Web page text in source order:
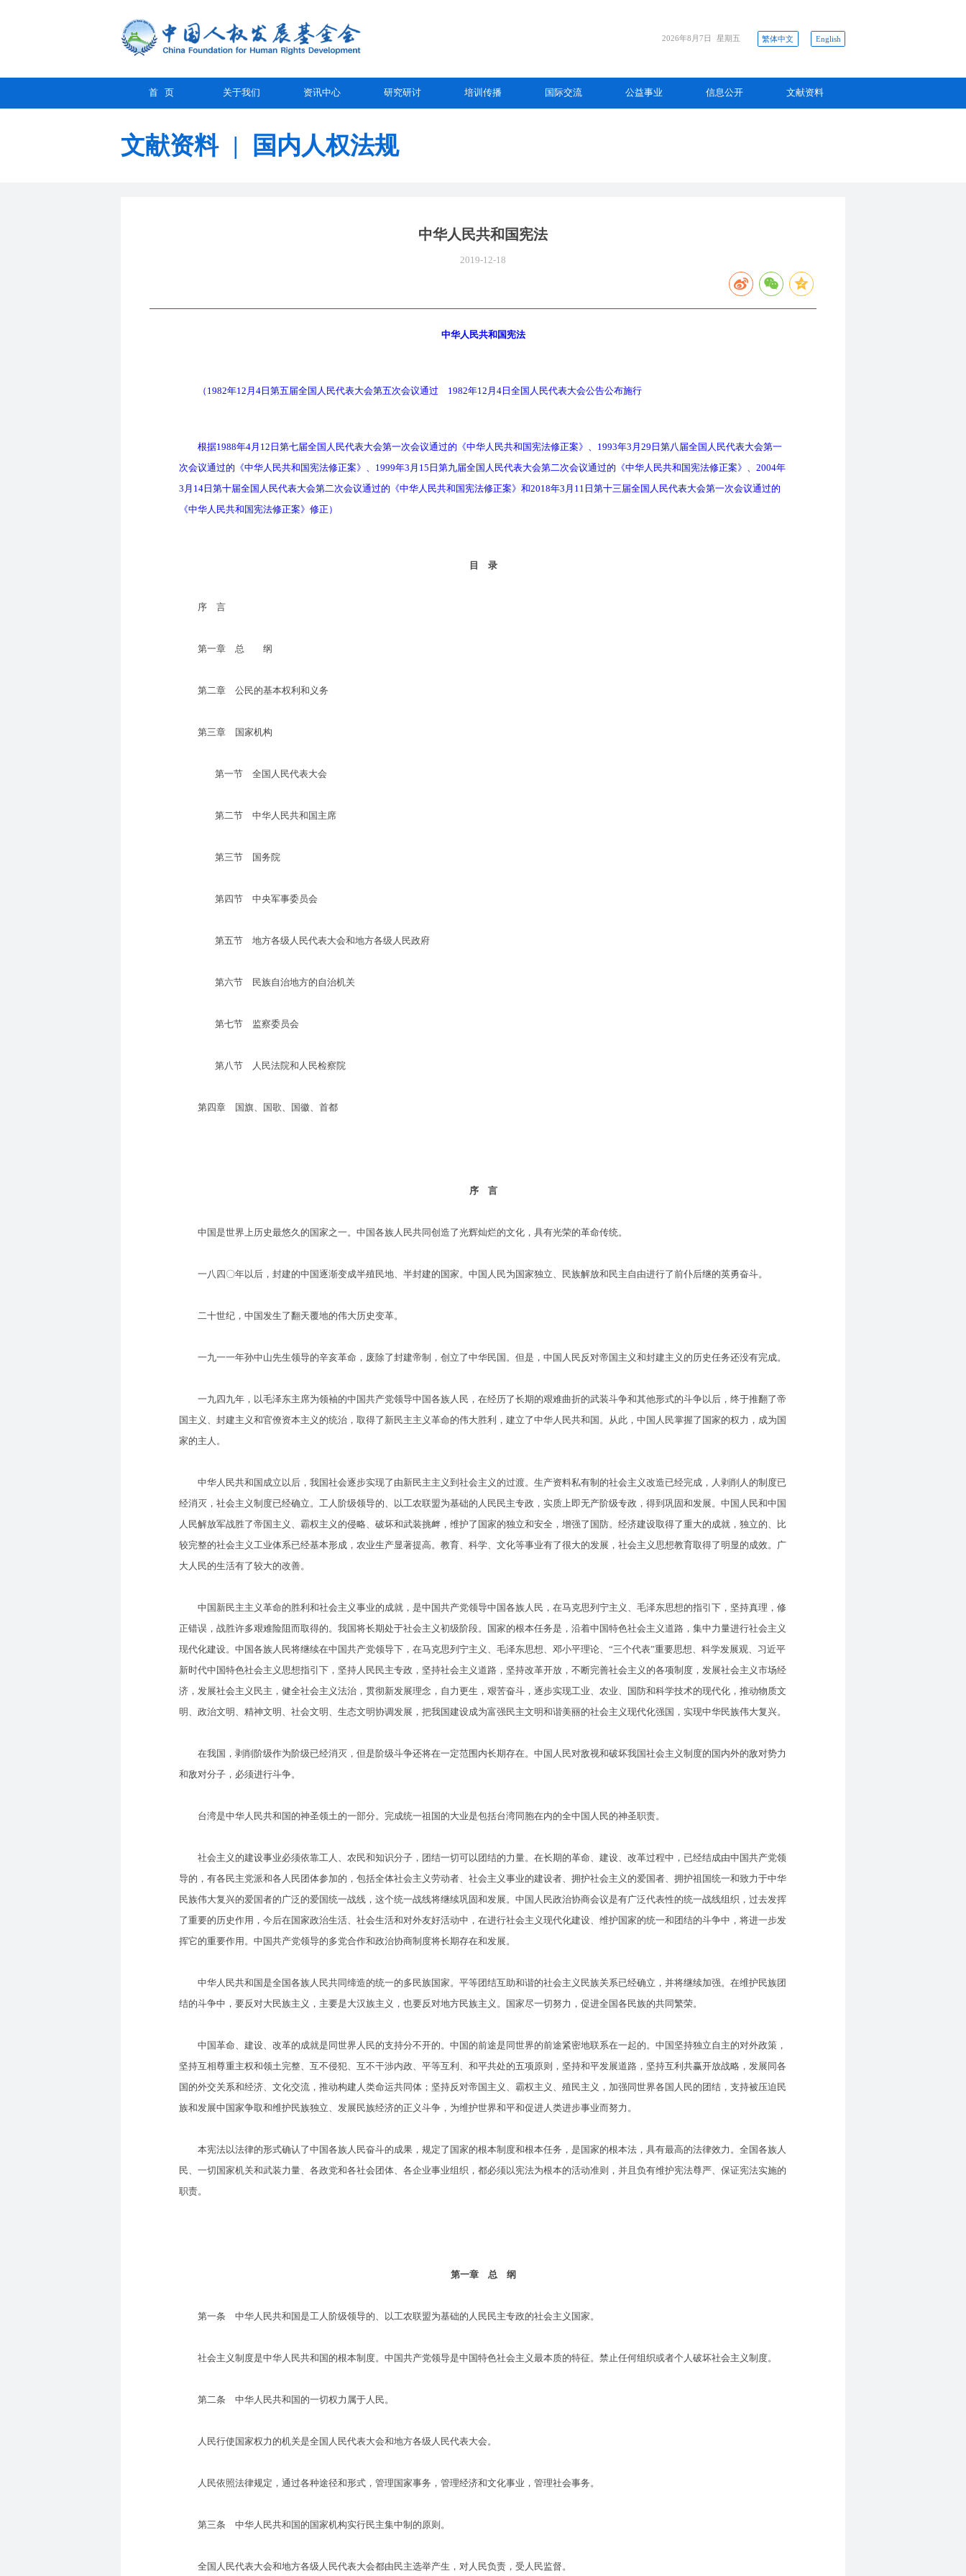
2026年8月7日 星期五 繁体中文 English
首 页 关于我们 资讯中心 研究研讨 培训传播 国际交流 公益事业 信息公开 文献资料
文献资料 | 国内人权法规
中华人民共和国宪法
2019-12-18
中华人民共和国宪法
（1982年12月4日第五届全国人民代表大会第五次会议通过 1982年12月4日全国人民代表大会公告公布施行
根据1988年4月12日第七届全国人民代表大会第一次会议通过的《中华人民共和国宪法修正案》、1993年3月29日第八届全国人民代表大会第一
次会议通过的《中华人民共和国宪法修正案》、1999年3月15日第九届全国人民代表大会第二次会议通过的《中华人民共和国宪法修正案》、2004年
3月14日第十届全国人民代表大会第二次会议通过的《中华人民共和国宪法修正案》和2018年3月11日第十三届全国人民代表大会第一次会议通过的
《中华人民共和国宪法修正案》修正）
目 录
序 言
第一章 总 纲
第二章 公民的基本权利和义务
第三章 国家机构
第一节 全国人民代表大会
第二节 中华人民共和国主席
第三节 国务院
第四节 中央军事委员会
第五节 地方各级人民代表大会和地方各级人民政府
第六节 民族自治地方的自治机关
第七节 监察委员会
第八节 人民法院和人民检察院
第四章 国旗、国歌、国徽、首都
序 言
中国是世界上历史最悠久的国家之一。中国各族人民共同创造了光辉灿烂的文化，具有光荣的革命传统。
一八四〇年以后，封建的中国逐渐变成半殖民地、半封建的国家。中国人民为国家独立、民族解放和民主自由进行了前仆后继的英勇奋斗。
二十世纪，中国发生了翻天覆地的伟大历史变革。
一九一一年孙中山先生领导的辛亥革命，废除了封建帝制，创立了中华民国。但是，中国人民反对帝国主义和封建主义的历史任务还没有完成。
一九四九年，以毛泽东主席为领袖的中国共产党领导中国各族人民，在经历了长期的艰难曲折的武装斗争和其他形式的斗争以后，终于推翻了帝
国主义、封建主义和官僚资本主义的统治，取得了新民主主义革命的伟大胜利，建立了中华人民共和国。从此，中国人民掌握了国家的权力，成为国
家的主人。
中华人民共和国成立以后，我国社会逐步实现了由新民主主义到社会主义的过渡。生产资料私有制的社会主义改造已经完成，人剥削人的制度已
经消灭，社会主义制度已经确立。工人阶级领导的、以工农联盟为基础的人民民主专政，实质上即无产阶级专政，得到巩固和发展。中国人民和中国
人民解放军战胜了帝国主义、霸权主义的侵略、破坏和武装挑衅，维护了国家的独立和安全，增强了国防。经济建设取得了重大的成就，独立的、比
较完整的社会主义工业体系已经基本形成，农业生产显著提高。教育、科学、文化等事业有了很大的发展，社会主义思想教育取得了明显的成效。广
大人民的生活有了较大的改善。
中国新民主主义革命的胜利和社会主义事业的成就，是中国共产党领导中国各族人民，在马克思列宁主义、毛泽东思想的指引下，坚持真理，修
正错误，战胜许多艰难险阻而取得的。我国将长期处于社会主义初级阶段。国家的根本任务是，沿着中国特色社会主义道路，集中力量进行社会主义
现代化建设。中国各族人民将继续在中国共产党领导下，在马克思列宁主义、毛泽东思想、邓小平理论、“三个代表”重要思想、科学发展观、习近平
新时代中国特色社会主义思想指引下，坚持人民民主专政，坚持社会主义道路，坚持改革开放，不断完善社会主义的各项制度，发展社会主义市场经
济，发展社会主义民主，健全社会主义法治，贯彻新发展理念，自力更生，艰苦奋斗，逐步实现工业、农业、国防和科学技术的现代化，推动物质文
明、政治文明、精神文明、社会文明、生态文明协调发展，把我国建设成为富强民主文明和谐美丽的社会主义现代化强国，实现中华民族伟大复兴。
在我国，剥削阶级作为阶级已经消灭，但是阶级斗争还将在一定范围内长期存在。中国人民对敌视和破坏我国社会主义制度的国内外的敌对势力
和敌对分子，必须进行斗争。
台湾是中华人民共和国的神圣领土的一部分。完成统一祖国的大业是包括台湾同胞在内的全中国人民的神圣职责。
社会主义的建设事业必须依靠工人、农民和知识分子，团结一切可以团结的力量。在长期的革命、建设、改革过程中，已经结成由中国共产党领
导的，有各民主党派和各人民团体参加的，包括全体社会主义劳动者、社会主义事业的建设者、拥护社会主义的爱国者、拥护祖国统一和致力于中华
民族伟大复兴的爱国者的广泛的爱国统一战线，这个统一战线将继续巩固和发展。中国人民政治协商会议是有广泛代表性的统一战线组织，过去发挥
了重要的历史作用，今后在国家政治生活、社会生活和对外友好活动中，在进行社会主义现代化建设、维护国家的统一和团结的斗争中，将进一步发
挥它的重要作用。中国共产党领导的多党合作和政治协商制度将长期存在和发展。
中华人民共和国是全国各族人民共同缔造的统一的多民族国家。平等团结互助和谐的社会主义民族关系已经确立，并将继续加强。在维护民族团
结的斗争中，要反对大民族主义，主要是大汉族主义，也要反对地方民族主义。国家尽一切努力，促进全国各民族的共同繁荣。
中国革命、建设、改革的成就是同世界人民的支持分不开的。中国的前途是同世界的前途紧密地联系在一起的。中国坚持独立自主的对外政策，
坚持互相尊重主权和领土完整、互不侵犯、互不干涉内政、平等互利、和平共处的五项原则，坚持和平发展道路，坚持互利共赢开放战略，发展同各
国的外交关系和经济、文化交流，推动构建人类命运共同体；坚持反对帝国主义、霸权主义、殖民主义，加强同世界各国人民的团结，支持被压迫民
族和发展中国家争取和维护民族独立、发展民族经济的正义斗争，为维护世界和平和促进人类进步事业而努力。
本宪法以法律的形式确认了中国各族人民奋斗的成果，规定了国家的根本制度和根本任务，是国家的根本法，具有最高的法律效力。全国各族人
民、一切国家机关和武装力量、各政党和各社会团体、各企业事业组织，都必须以宪法为根本的活动准则，并且负有维护宪法尊严、保证宪法实施的
职责。
第一章 总 纲
第一条 中华人民共和国是工人阶级领导的、以工农联盟为基础的人民民主专政的社会主义国家。
社会主义制度是中华人民共和国的根本制度。中国共产党领导是中国特色社会主义最本质的特征。禁止任何组织或者个人破坏社会主义制度。
第二条 中华人民共和国的一切权力属于人民。
人民行使国家权力的机关是全国人民代表大会和地方各级人民代表大会。
人民依照法律规定，通过各种途径和形式，管理国家事务，管理经济和文化事业，管理社会事务。
第三条 中华人民共和国的国家机构实行民主集中制的原则。
全国人民代表大会和地方各级人民代表大会都由民主选举产生，对人民负责，受人民监督。